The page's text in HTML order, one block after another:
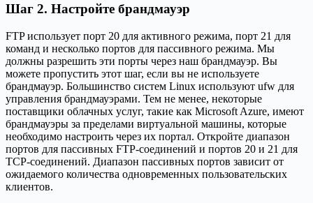
Шаг 2. Настройте брандмауэр
FTP использует порт 20 для активного режима, порт 21 для
команд и несколько портов для пассивного режима. Мы
должны разрешить эти порты через наш брандмауэр. Вы
можете пропустить этот шаг, если вы не используете
брандмауэр. Большинство систем Linux используют ufw для
управления брандмауэрами. Тем не менее, некоторые
поставщики облачных услуг, такие как Microsoft Azure, имеют
брандмауэры за пределами виртуальной машины, которые
необходимо настроить через их портал. Откройте диапазон
портов для пассивных FTP-соединений и портов 20 и 21 для
TCP-соединений. Диапазон пассивных портов зависит от
ожидаемого количества одновременных пользовательских
клиентов.